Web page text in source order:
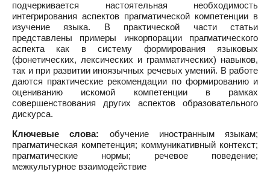
подчеркивается настоятельная необходимость
интегрирования аспектов прагматической компетенции в
изучение языка. В практической части статьи
представлены примеры инкорпорации прагматического
аспекта как в систему формирования языковых
(фонетических, лексических и грамматических) навыков,
так и при развитии иноязычных речевых умений. В работе
даются практические рекомендации по формированию и
оцениванию искомой компетенции в рамках
совершенствования других аспектов образовательного
дискурса.
Ключевые слова: обучение иностранным языкам;
прагматическая компетенция; коммуникативный контекст;
прагматические нормы; речевое поведение;
межкультурное взаимодействие